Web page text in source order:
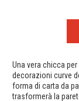
Una vera chicca
decorazioni curve
forma di carta da
trasformerà la